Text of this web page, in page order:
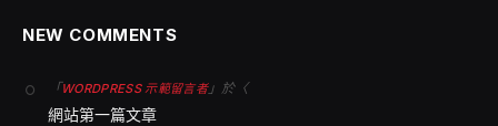
NEW COMMENTS
「WORDPRESS 示範留言者」於〈
網站第一篇文章